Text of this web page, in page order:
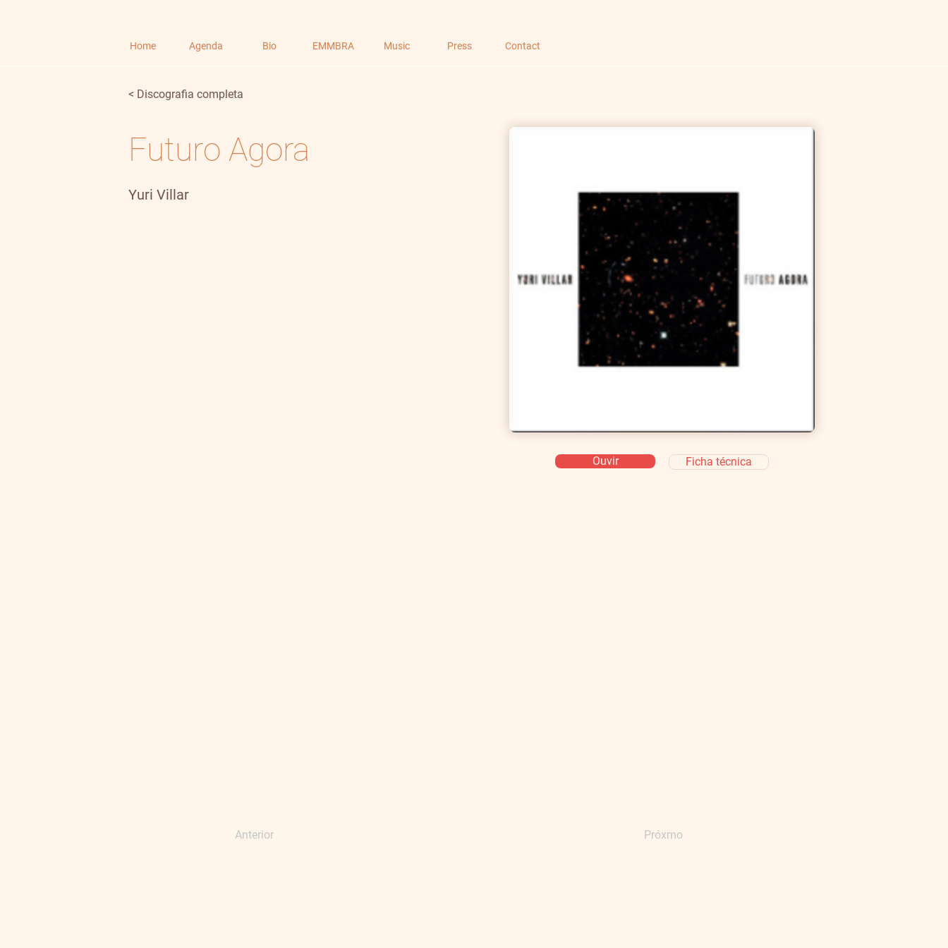
Home Agenda Bio EMMBRA Music Press Contact
< Discografia completa
Futuro Agora
Yuri Villar
Ouvir Ficha técnica
Anterior Próxmo